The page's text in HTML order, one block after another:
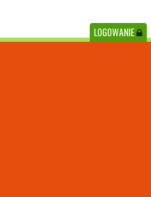
LOGOWANIE